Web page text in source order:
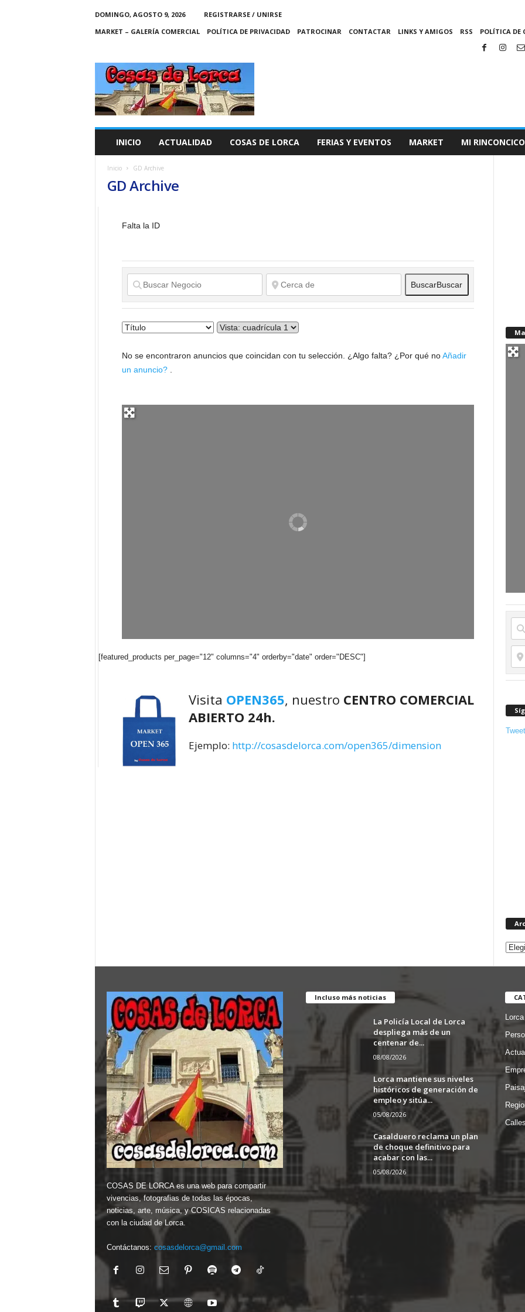
DOMINGO, AGOSTO 9, 2026
REGISTRARSE / UNIRSE
MARKET – GALERÍA COMERCIAL
POLÍTICA DE PRIVACIDAD PATROCINAR CONTACTAR LINKS Y AMIGOS RSS POLÍTICA DE
C
A
S
INICIO ACTUALIDAD COSAS DE LORCA FERIAS Y EVENTOS MARKET MI RINCONCICO
Inicio GD Archive
GD Archive
Falta la ID
BuscarBuscar
No se encontraron anuncios que coincidan con tu selección. ¿Algo falta? ¿Por qué noAñadir
un anuncio?
[featured_products per_page="12" columns="4" orderby="date" order="DESC"]
Visita OPEN365, nuestro CENTRO COMERCIAL
ABIERTO 24h.
Ejemplo: http://cosasdelorca.com/open365/dimension
COSAS DE LORCA es una web para compartir
vivencias, fotografias de todas las épocas,
noticias, arte, música, y COSICAS relacionadas
con la ciudad de Lorca.
Contáctanos: cosasdelorca@gmail.com
Incluso más noticias
La Policía Local de Lorca
despliega más de un
centenar de...
08/08/2026
Lorca mantiene sus niveles
históricos de generación de
empleo y sitúa...
05/08/2026
Casalduero reclama un plan
de choque definitivo para
acabar con las...
05/08/2026
Lorca